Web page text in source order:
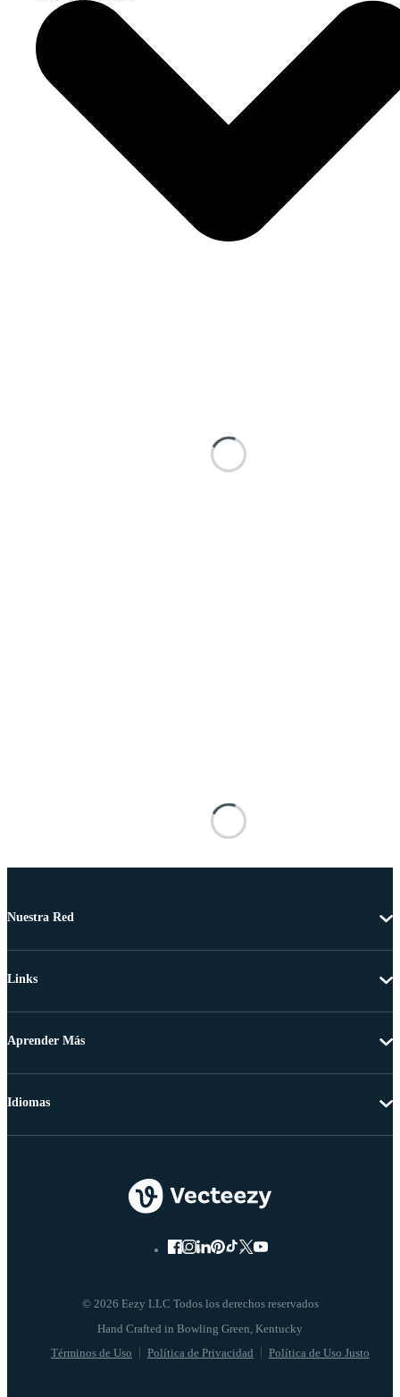
Nuestra Red
Links
Aprender Más
© 2026 Eezy LLC Todos los derechos reservados
Términos de Uso Política de Privacidad Política de Uso Justo
Idiomas